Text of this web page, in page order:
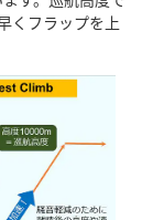
くフラップを上